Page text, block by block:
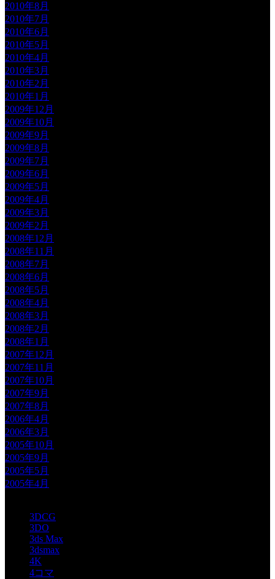
2010年8月
2010年7月
2010年6月
2010年5月
2010年4月
2010年3月
2010年2月
2010年1月
2009年12月
2009年10月
2009年9月
2009年8月
2009年7月
2009年6月
2009年5月
2009年4月
2009年3月
2009年2月
2008年12月
2008年11月
2008年7月
2008年6月
2008年5月
2008年4月
2008年3月
2008年2月
2008年1月
2007年12月
2007年11月
2007年10月
2007年9月
2007年8月
2006年4月
2006年3月
2005年10月
2005年9月
2005年5月
2005年4月
3DCG
3DO
3ds Max
3dsmax
4K
4コマ